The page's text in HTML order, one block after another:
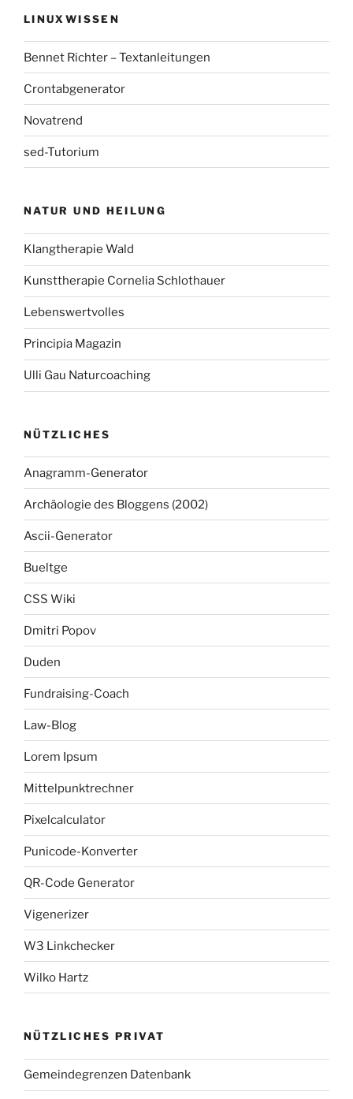
LINUXWISSEN
Bennet Richter – Textanleitungen
Crontabgenerator
Novatrend
sed-Tutorium
NATUR UND HEILUNG
Klangtherapie Wald
Kunsttherapie Cornelia Schlothauer
Lebenswertvolles
Principia Magazin
Ulli Gau Naturcoaching
NÜTZLICHES
Anagramm-Generator
Archäologie des Bloggens (2002)
Ascii-Generator
Bueltge
CSS Wiki
Dmitri Popov
Duden
Fundraising-Coach
Law-Blog
Lorem Ipsum
Mittelpunktrechner
Pixelcalculator
Punicode-Konverter
QR-Code Generator
Vigenerizer
W3 Linkchecker
Wilko Hartz
NÜTZLICHES PRIVAT
Gemeindegrenzen Datenbank